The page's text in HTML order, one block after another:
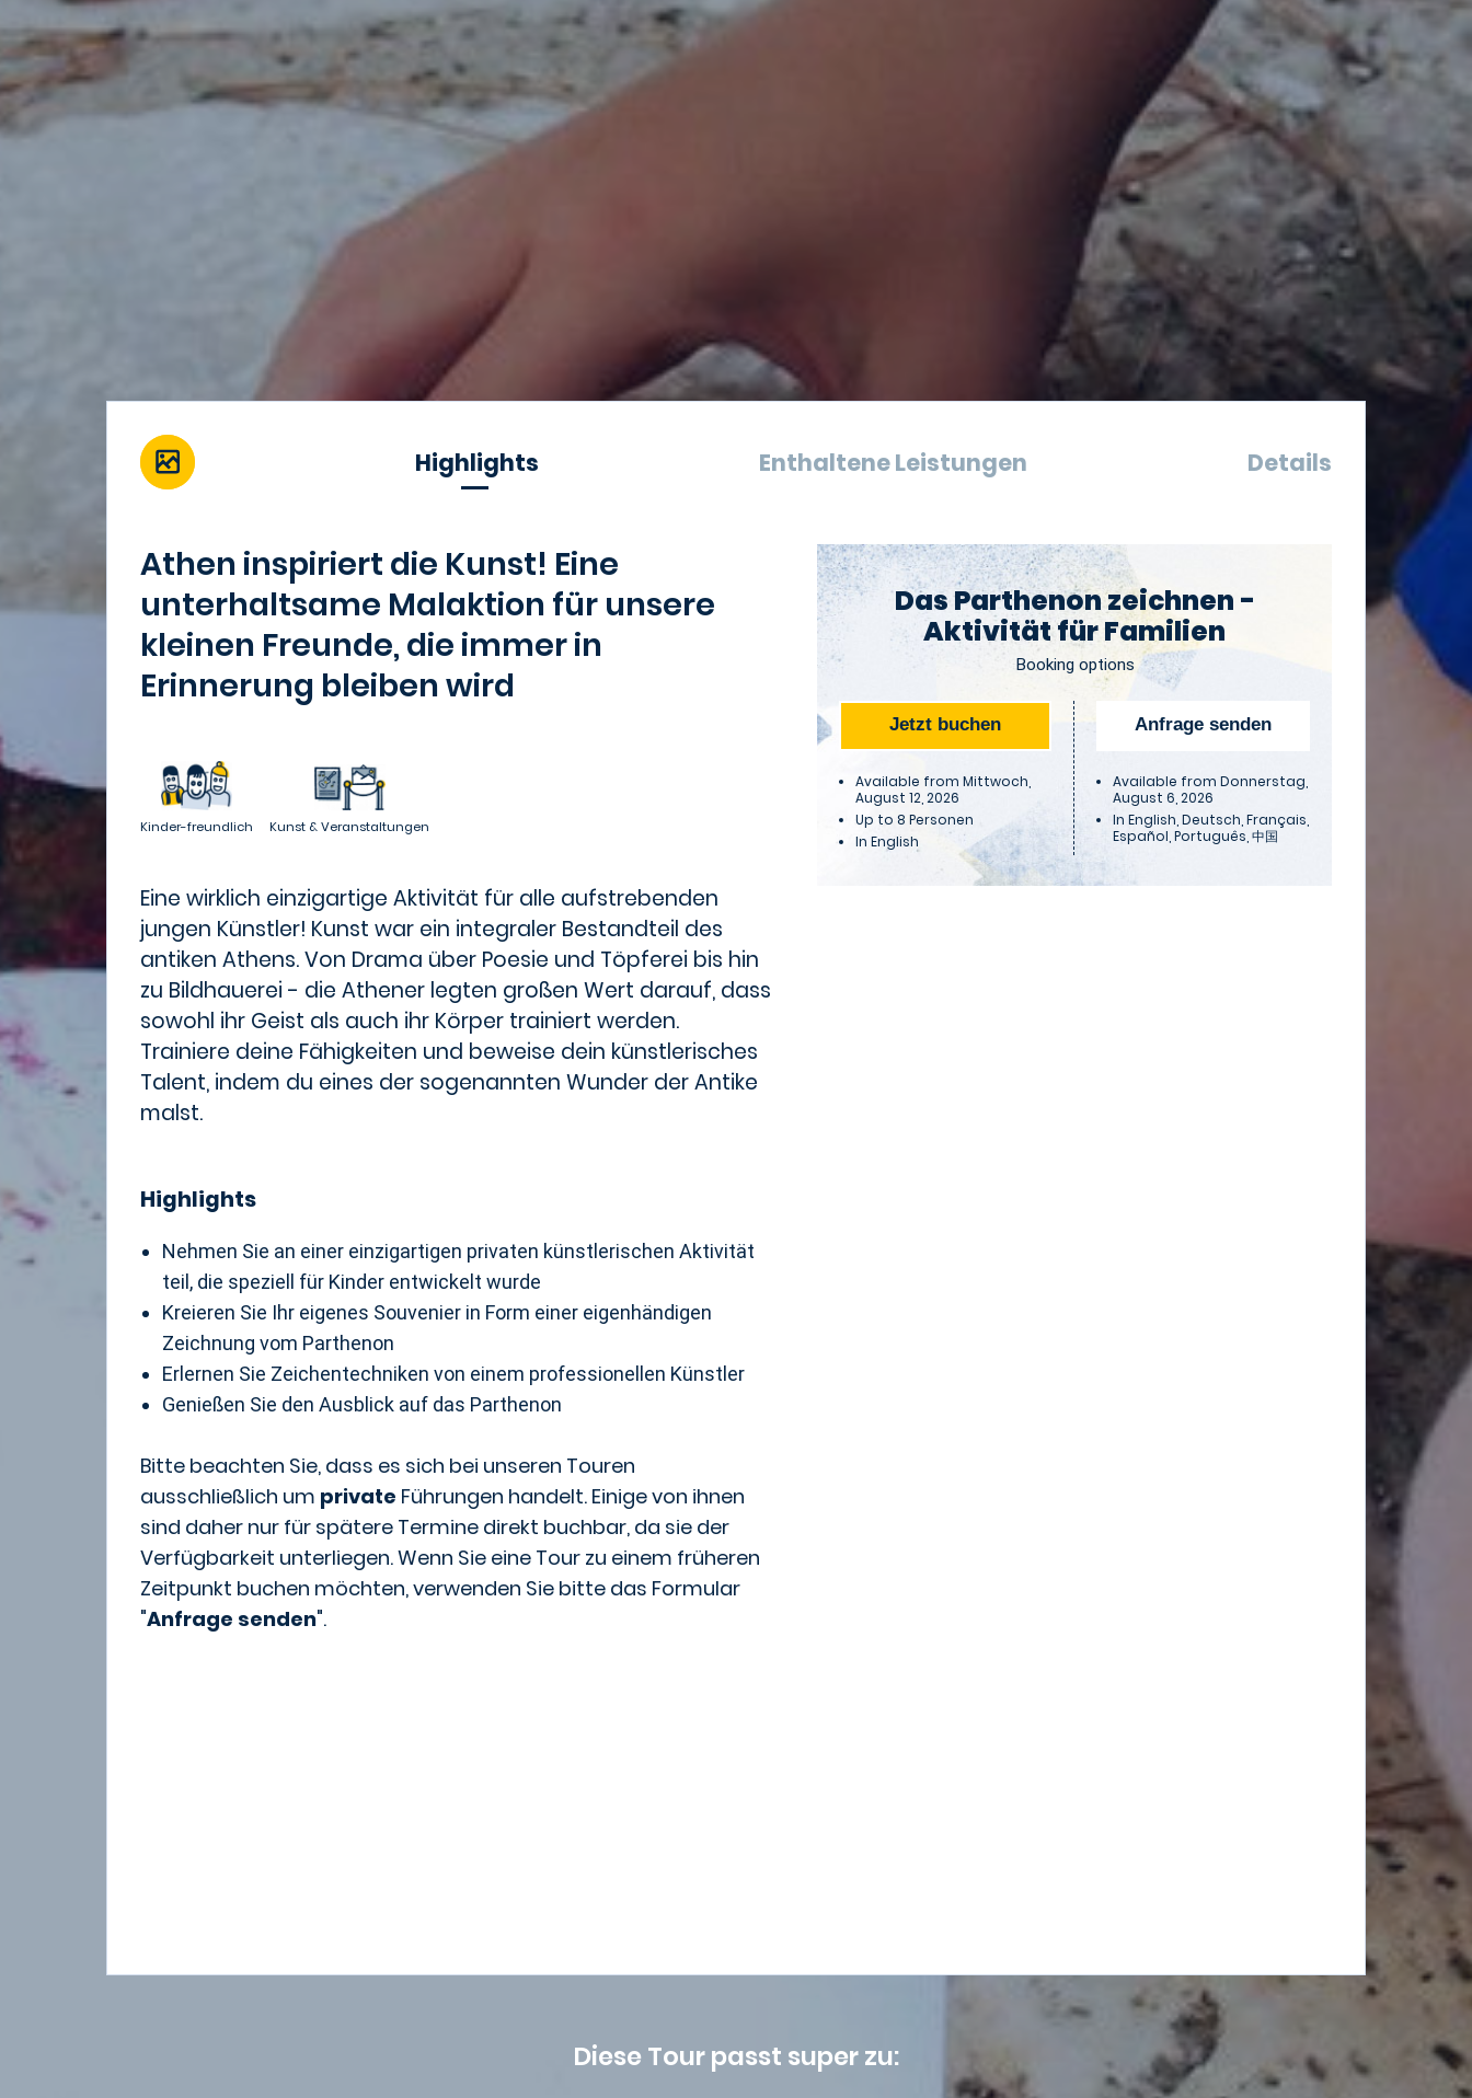
Highlights Enthaltene Leistungen Details
Athen inspiriert die Kunst! Eine
unterhaltsame Malaktion für unsere
kleinen Freunde, die immer in
Erinnerung bleiben wird
Kinder-freundlich Kunst & Veranstaltungen
Eine wirklich einzigartige Aktivität für alle aufstrebenden
jungen Künstler! Kunst war ein integraler Bestandteil des
antiken Athens. Von Drama über Poesie und Töpferei bis hin
zu Bildhauerei - die Athener legten großen Wert darauf, dass
sowohl ihr Geist als auch ihr Körper trainiert werden.
Trainiere deine Fähigkeiten und beweise dein künstlerisches
Talent, indem du eines der sogenannten Wunder der Antike
malst.
Highlights
Nehmen Sie an einer einzigartigen privaten künstlerischen Aktivität
teil, die speziell für Kinder entwickelt wurde
Kreieren Sie Ihr eigenes Souvenier in Form einer eigenhändigen
Zeichnung vom Parthenon
Erlernen Sie Zeichentechniken von einem professionellen Künstler
Genießen Sie den Ausblick auf das Parthenon
Bitte beachten Sie, dass es sich bei unseren Touren
ausschließlich um private Führungen handelt. Einige von ihnen
sind daher nur für spätere Termine direkt buchbar, da sie der
Verfügbarkeit unterliegen. Wenn Sie eine Tour zu einem früheren
Zeitpunkt buchen möchten, verwenden Sie bitte das Formular
"Anfrage senden".
Das Parthenon zeichnen -
Aktivität für Familien
Booking options
Jetzt buchen
Available from Mittwoch,
August 12, 2026
Up to 8 Personen
InEnglish
Anfrage senden
Available from Donnerstag,
August 6, 2026
InEnglish Deutsch Français
Español Português 中国
Diese Tour passt super zu: